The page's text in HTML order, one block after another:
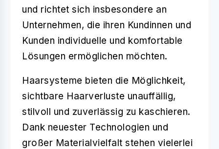
und richtet sich insbesondere an
Unternehmen, die ihren Kundinnen und
Kunden individuelle und komfortable
Lösungen ermöglichen möchten.
Haarsysteme bieten die Möglichkeit,
sichtbare Haarverluste unauffällig,
stilvoll und zuverlässig zu kaschieren.
Dank neuester Technologien und
großer Materialvielfalt stehen vielerlei